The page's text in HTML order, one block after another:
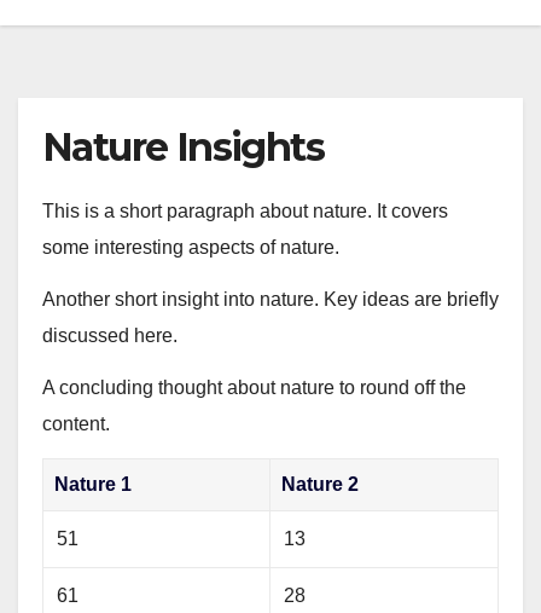
Nature Insights
This is a short paragraph about nature. It covers
some interesting aspects of nature.
Another short insight into nature. Key ideas are briefly
discussed here.
A concluding thought about nature to round off the
content.
Nature 1 Nature 2
51 13
61 28